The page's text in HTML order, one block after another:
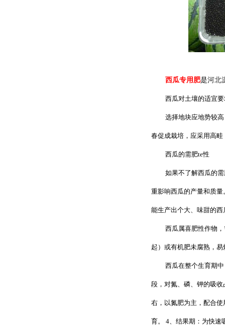
西瓜专用肥是河北
西瓜对土壤的适宜
选择地块应地势较
春促成栽培，应采用高
西瓜的需肥te性
如果不了解西瓜的
重影响西瓜的产量和质
能生产出个大、味甜的
西瓜属喜肥性作物
起）或有机肥未腐熟，易
西瓜在整个生育期
段，对氮、磷、钾的吸
右，以氮肥为主，配合
育。 4、结果期：为快速